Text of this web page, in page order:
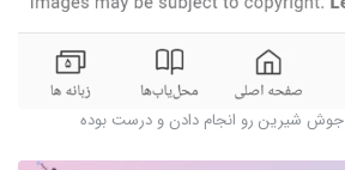
شیرین رو انجام دادن و درست بوده